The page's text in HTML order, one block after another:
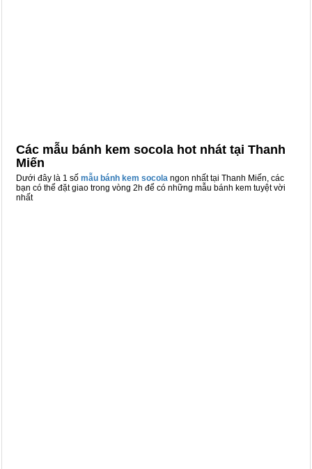
Các mẫu bánh kem socola hot nhát tại Thanh
Miến
Dưới đây là 1 số mẫu bánh kem socola ngon nhất tại Thanh Miến, các
bạn có thể đặt giao trong vòng 2h để có những mẫu bánh kem tuyệt vời
nhất